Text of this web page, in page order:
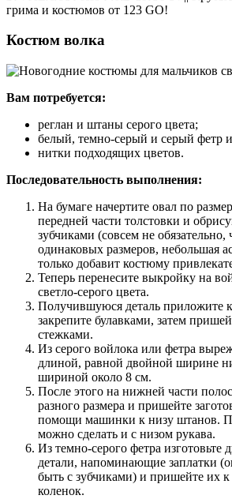
грима и костюмов от 123 GO!
Костюм волка
Вам потребуется:
реглан и штаны серого цвета;
белый, темно-серый и серый фетр
нитки подходящих цветов.
Последовательность выполнения:
На бумаге начертите овал по
передней части толстовки и
зубчиками (совсем не
одинаковых размеров, небольшая
только добавит костюму
Теперь перенесите выкройку на
светло-серого цвета.
Получившуюся деталь приложите к
закрепите булавками, затем
стежками.
Из серого войлока или фетра
длиной, равной двойной ширине
шириной около 8 см.
После этого на нижней части
разного размера и пришейте
помощи машинки к низу штанов.
можно сделать и с низом рукава.
Из темно-серого фетра изготовьте
детали, напоминающие заплатки
быть с зубчиками) и пришейте их
коленок.